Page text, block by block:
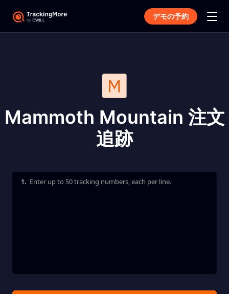
デモの予約
Mammoth Mountain 注文
追跡
Enter up to 50 tracking numbers, each per line.
1.